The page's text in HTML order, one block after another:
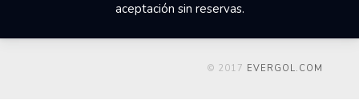
aceptación sin reservas.
© 2017 EVERGOL.COM